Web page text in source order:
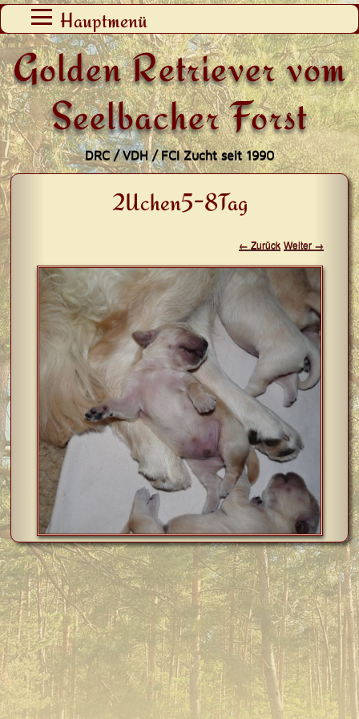
Golden Retriever vom
Seelbacher Forst
DRC / VDH / FCI Zucht seit 1990
Hauptmenü
Zum
Inhalt
springen
2Uchen5-8Tag
← Zurück Weiter →